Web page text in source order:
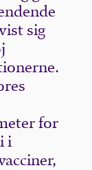
sig
for
i